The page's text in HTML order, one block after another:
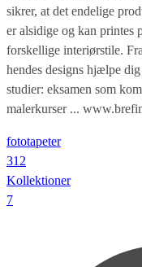
sikrer, at det endelige
er alsidige og kan printes
forskellige interiørstile.
hendes designs hjælpe
studier: eksamen som
malerkurser ...
fototapeter
312
Kollektioner
7